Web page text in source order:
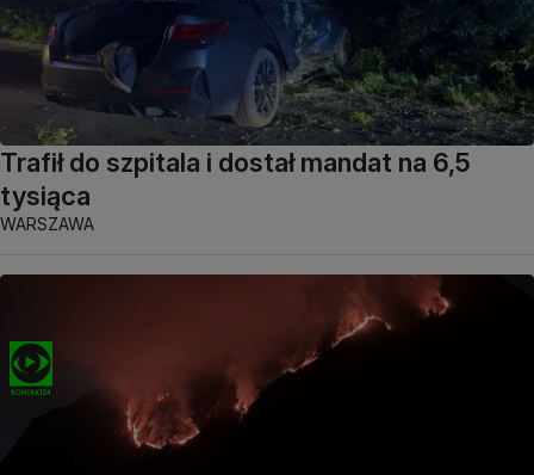
Trafił do szpitala i dostał mandat na 6,5
tysiąca
WARSZAWA